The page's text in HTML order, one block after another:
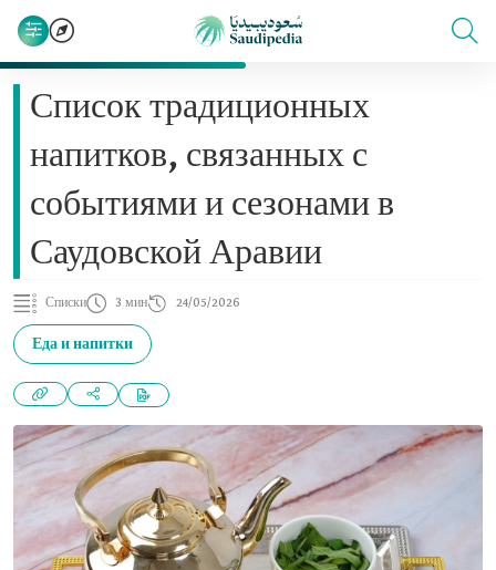
Список традиционных
напитков, связанных с
событиями и сезонами в
Саудовской Аравии
Списки 3 мин 24/05/2026
Еда и напитки